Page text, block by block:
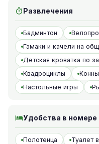
Развлечения
Бадминтон
Гамаки и качели на
Детская кроватка по
Квадроциклы
Настольные игры
Удобства в номере
Полотенца Туалет